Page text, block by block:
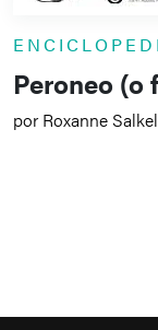
Peroneo
por Roxanne